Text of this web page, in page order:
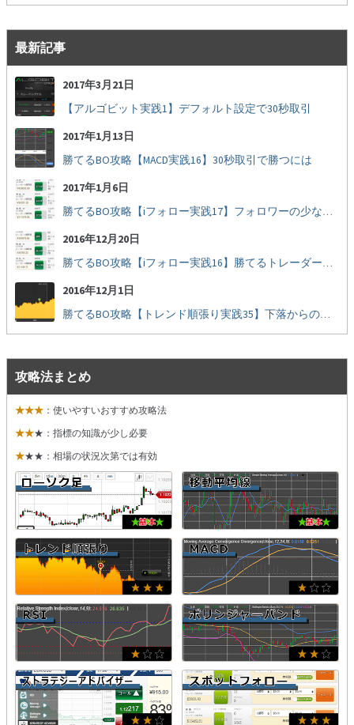
最新記事
2017年3月21日
【アルゴビット実践1】デフォルト設定で30秒取引
2017年1月13日
勝てるBO攻略【MACD実践16】30秒取引で勝つには
2017年1月6日
勝てるBO攻略【iフォロー実践17】フォロワーの少ない人をフォローする
2016年12月20日
勝てるBO攻略【iフォロー実践16】勝てるトレーダーを見抜く
2016年12月1日
勝てるBO攻略【トレンド順張り実践35】下落からの反発を見極める
攻略法まとめ
★★★ ：使いやすいおすすめ攻略法
★★★：指標の知識が少し必要
★★★：相場の状況次第では有効